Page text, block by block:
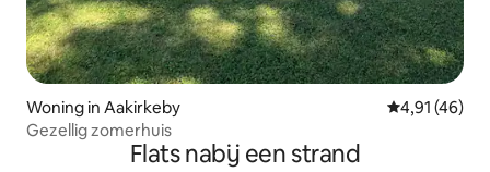
Woning in Aakirkeby Gemiddelde
4,91 (46)
Gezellig zomerhuis
Flats nabij een strand